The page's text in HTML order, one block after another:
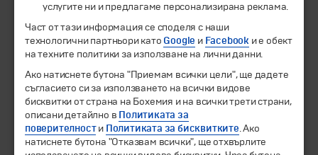
© 1994-2026 Бохемия ООД.Всички права запазени.
услугите ни и предлагаме персонализирана реклама.
Част от тази информация се споделя с наши
технологични партньори като Google и Facebook и е обект
на техните политики за използване на лични данни.
Ако натиснете бутона "Приемам всички цели", ще дадете
съгласието си за използването на всички видове
бисквитки от страна на Бохемия и на всички трети страни,
описани детайлно в Политиката за
поверителности Политиката за бисквитките. Ако
натиснете бутона "Отказвам всички", ще отхвърлите